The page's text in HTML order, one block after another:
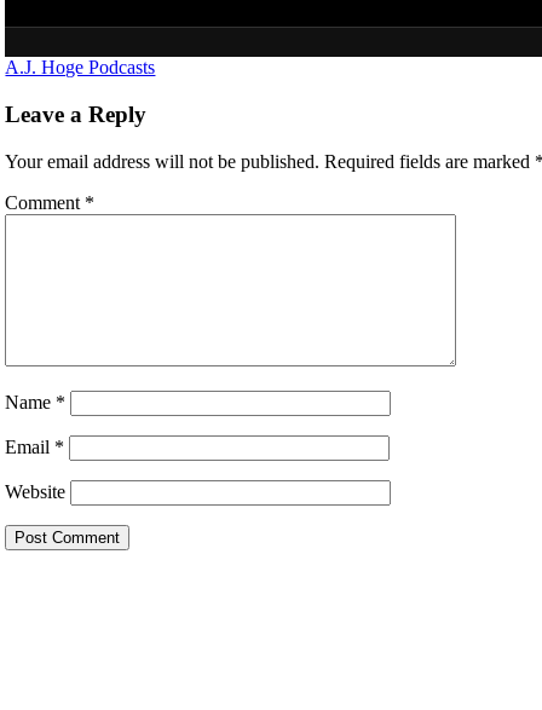
A.J. Hoge Podcasts
Leave a Reply
Your email address will not be published. Required fields are marked
Comment *
Name *
Email *
Website